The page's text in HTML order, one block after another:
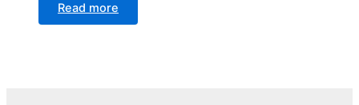
Read more